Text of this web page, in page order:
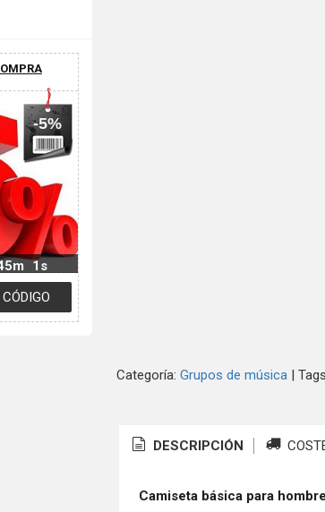
-5%
0s
Categoría: Grupos de música|
DESCRIPCIÓN
Camiseta básica para